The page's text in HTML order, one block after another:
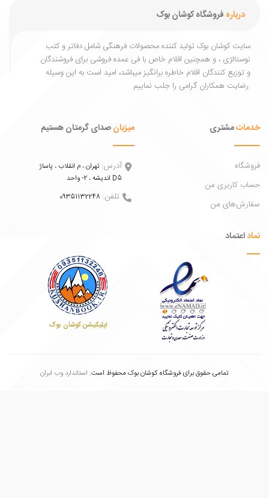
فروشگاه کوشان بوک
کوشان بوک تولید کننده محصولات فرهنگی شامل دفاتر و کتب
، و همچنین اقلام خاص با فی عمده فروشی برای فروشندگان
کنندگان اقلام خاطره برانگیز میباشد، امید است به این وسیله
مشتری
کاربری من
من
صدای گرمتان هستیم
آدرس:تهران ، م انقلاب ، پاساژ
تلفن:09351132248
اپلیکیشن کوشان بوک
تمامی حقوق برای فروشگاه کوشان بوک محفوظ است.استاندارد وب ابران